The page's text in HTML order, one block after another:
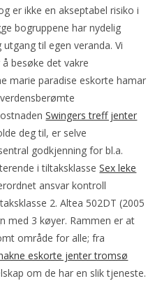
er ikke en akseptabel risiko i
bogruppene har nydelig
til egen veranda. Vi
besøke det vakre
marie paradise eskorte hamar
Swingers treff jenter
deg til, er selve
godkjenning for bl.a.
i tiltaksklasseSex leke
ansvar kontroll
2. Altea 502DT (2005
med 3 køyer. Rammen er at
område for alle; fra
eskorte jenter tromsø
om de har en slik tjeneste.